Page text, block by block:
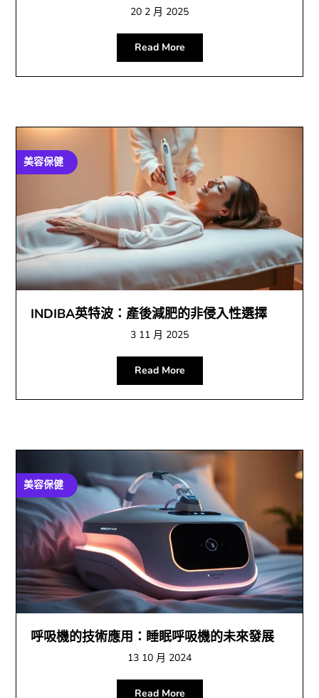
20 2 月 2025
Read More
美容保健
INDIBA英特波：產後減肥的非侵入性選擇
3 11 月 2025
Read More
美容保健
呼吸機的技術應用：睡眠呼吸機的未來發展
13 10 月 2024
Read More